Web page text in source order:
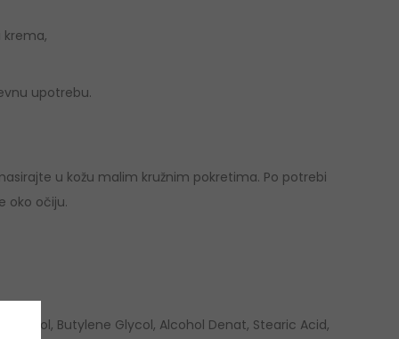
upotrebu.
u kožu malim kružnim pokretima. Po potrebi
oko očiju.
Butylene Glycol, Alcohol Denat, Stearic Acid,